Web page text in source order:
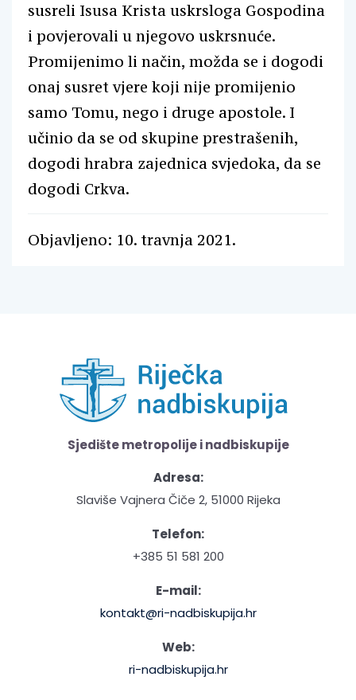
susreli Isusa Krista uskrsloga Gospodina
i povjerovali u njegovo uskrsnuće.
Promijenimo li način, možda se i dogodi
onaj susret vjere koji nije promijenio
samo Tomu, nego i druge apostole. I
učinio da se od skupine prestrašenih,
dogodi hrabra zajednica svjedoka, da se
dogodi Crkva.
Objavljeno: 10. travnja 2021.
Sjedište metropolije i nadbiskupije
Adresa:
Slaviše Vajnera Čiče 2, 51000 Rijeka
Telefon:
+385 51 581 200
E-mail:
kontakt@ri-nadbiskupija.hr
Web:
ri-nadbiskupija.hr